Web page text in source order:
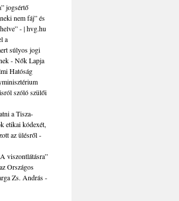
jogsértő
nem fáj” és
- | hvg.hu
a
súlyos jogi
- Nők Lapja
Hatóság
szóló szülői
a Tisza-
etikai kódexét,
az ülésről -
viszontlátásra”
Országos
Zs. András -